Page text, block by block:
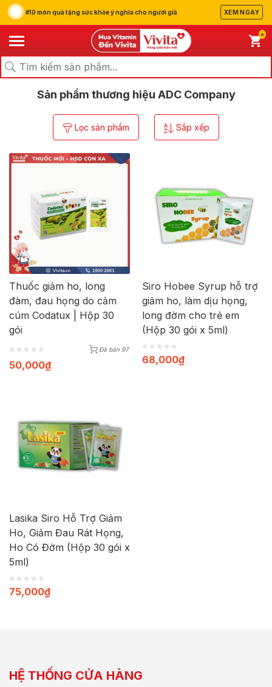
#10 món quà tặng sức khỏe ý nghĩa cho người già XEM NGAY
0
Trang chủ/Thương hiệu/
Sản phẩm thương hiệu ADC Company
Lọc sản phẩm Sắp xếp
Thuốc giảm ho, long
đàm, đau họng do cảm
cúm Codatux | Hộp 30
gói
Đã bán 97
50,000₫
Siro Hobee Syrup hỗ trợ
giảm ho, làm dịu họng,
long đờm cho trẻ em
(Hộp 30 gói x 5ml)
68,000₫
Lasika Siro Hỗ Trợ Giảm
Ho, Giảm Đau Rát Họng,
Ho Có Đờm (Hộp 30 gói x
5ml)
75,000₫
HỆ THỐNG CỬA HÀNG